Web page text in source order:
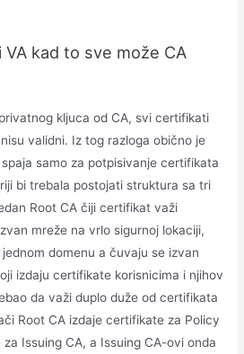
kad to sve može CA
kljuca od CA, svi certifikati
validni. Iz tog razloga obično je
samo za potpisivanje certifikata
bi trebala postojati struktura sa tri
Root CA čiji certifikat važi
mreže na vrlo sigurnoj lokaciji,
domenu a čuvaju se izvan
izdaju certifikate korisnicima i njihov
da važi duplo duže od certifikata
Root CA izdaje certifikate za Policy
Issuing CA, a Issuing CA-ovi onda